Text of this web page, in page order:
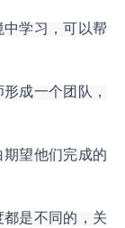
学习，可以帮
成一个团队，
望他们完成的
是不同的，关